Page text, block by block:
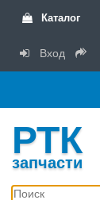
Каталог
Вход
РТК
запчасти